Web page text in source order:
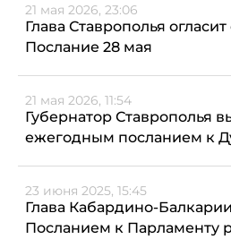
21 мая 2026, 23:06
Глава Ставрополья
Послание 28 мая
21 мая 2026, 11:54
Губернатор Ставрополья
ежегодным посланием к
23 июня 2025, 15:45
Глава Кабардино-
Посланием к Парламенту